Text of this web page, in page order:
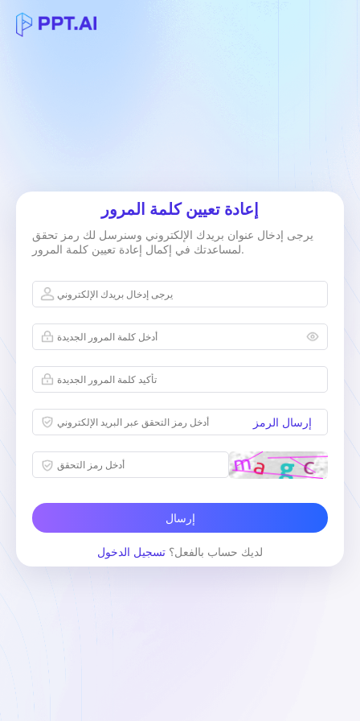
إعادة تعيين كلمة المرور
يرجى إدخال عنوان بريدك الإلكتروني وسنرسل لك رمز تحقق
لمساعدتك في إكمال إعادة تعيين كلمة المرور.
إرسال الرمز
إرسال
لديك حساب بالفعل؟ تسجيل الدخول